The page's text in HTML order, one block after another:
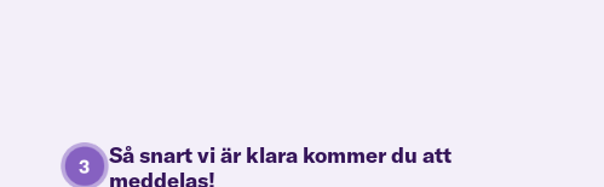
Så snart vi är klara kommer du att
meddelas!